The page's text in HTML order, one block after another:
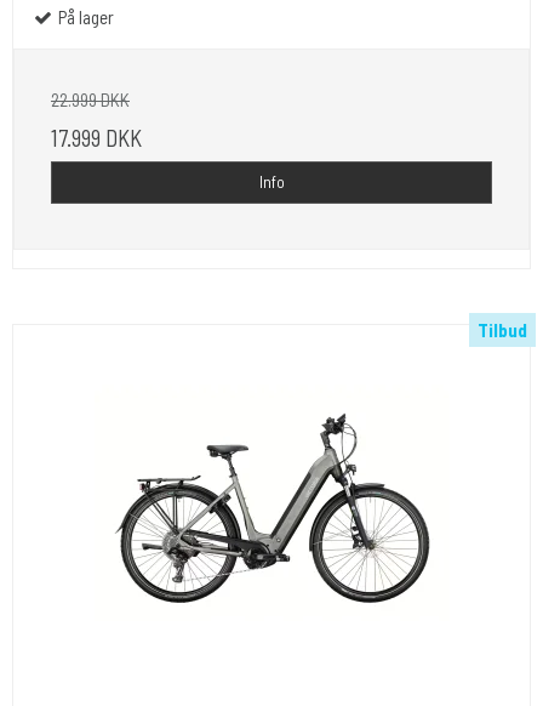
På lager
22.999 DKK
17.999 DKK
Info
Tilbud